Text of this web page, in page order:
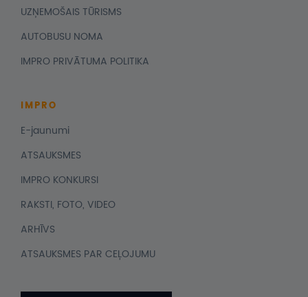
UZŅEMOŠAIS TŪRISMS
AUTOBUSU NOMA
IMPRO PRIVĀTUMA POLITIKA
IMPRO
E-jaunumi
ATSAUKSMES
IMPRO KONKURSI
RAKSTI, FOTO, VIDEO
ARHĪVS
ATSAUKSMES PAR CEĻOJUMU